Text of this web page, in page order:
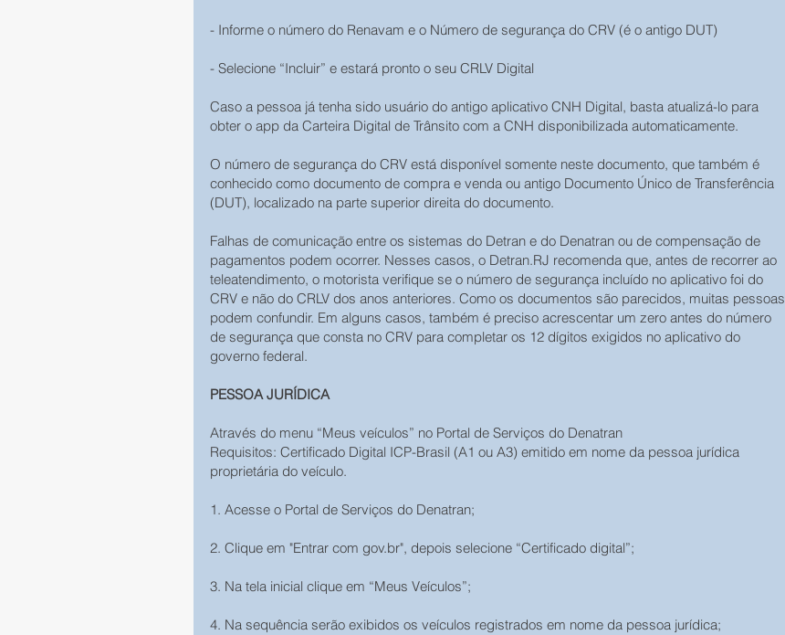
- Informe o número do Renavam e o Número de segurança do CRV (é o antigo DUT)
- Selecione “Incluir” e estará pronto o seu CRLV Digital
Caso a pessoa já tenha sido usuário do antigo aplicativo CNH Digital, basta atualizá-lo para
obter o app da Carteira Digital de Trânsito com a CNH disponibilizada automaticamente.
O número de segurança do CRV está disponível somente neste documento, que também é
conhecido como documento de compra e venda ou antigo Documento Único de Transferência
(DUT), localizado na parte superior direita do documento.
Falhas de comunicação entre os sistemas do Detran e do Denatran ou de compensação de
pagamentos podem ocorrer. Nesses casos, o Detran.RJ recomenda que, antes de recorrer ao
teleatendimento, o motorista verifique se o número de segurança incluído no aplicativo foi do
CRV e não do CRLV dos anos anteriores. Como os documentos são parecidos, muitas pessoas
podem confundir. Em alguns casos, também é preciso acrescentar um zero antes do número
de segurança que consta no CRV para completar os 12 dígitos exigidos no aplicativo do
governo federal.
PESSOA JURÍDICA
Através do menu “Meus veículos” no Portal de Serviços do Denatran
Requisitos: Certificado Digital ICP-Brasil (A1 ou A3) emitido em nome da pessoa jurídica
proprietária do veículo.
1. Acesse o Portal de Serviços do Denatran;
2. Clique em "Entrar com gov.br", depois selecione “Certificado digital”;
3. Na tela inicial clique em “Meus Veículos”;
4. Na sequência serão exibidos os veículos registrados em nome da pessoa jurídica;